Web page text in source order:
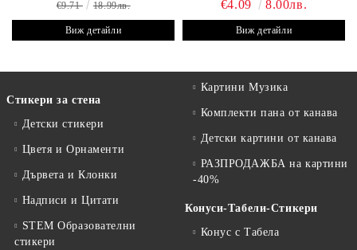
€9.71 18.99лв.
Виж детайли
€4.09 8.00лв.
Виж детайли
Стикери за стена
Детски стикери
Цветя и Орнаменти
Дървета и Клонки
Надписи и Цитати
STEM Образователни
стикери
Картини Музика
Комплекти пана от канава
Детски картини от канава
РАЗПРОДАЖБА на картини
-40%
Конуси-Табели-Стикери
Конус с Табела